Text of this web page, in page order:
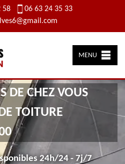
58
06 63 24 35 33
MENU
DE CHEZ VOUS
TOITURE
24h/24 - 7j/7